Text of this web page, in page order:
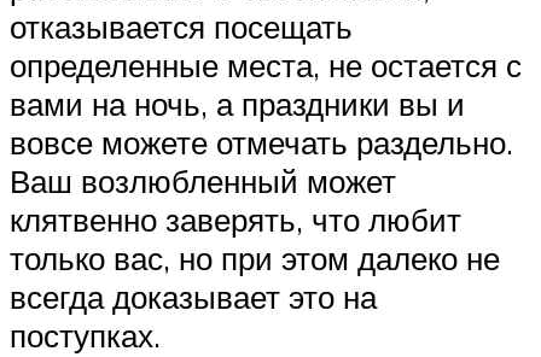
отказывается посещать
определенные места, не остается с
вами на ночь, а праздники вы и
вовсе можете отмечать раздельно.
Ваш возлюбленный может
клятвенно заверять, что любит
только вас, но при этом далеко не
всегда доказывает это на
поступках.